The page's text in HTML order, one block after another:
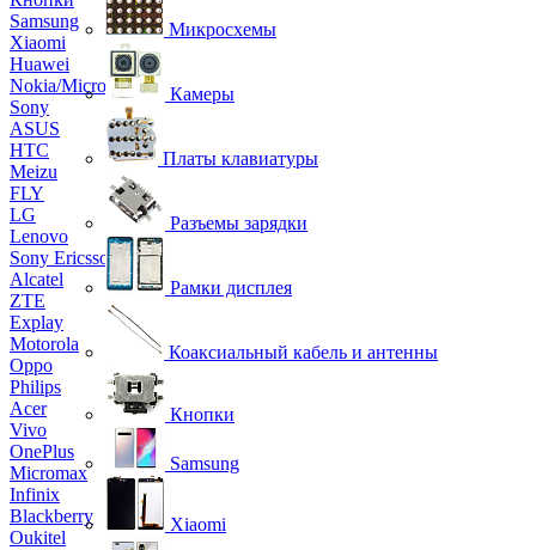
Samsung
Xiaomi
Huawei
Nokia/Microsoft
Sony
ASUS
HTC
Meizu
FLY
LG
Lenovo
Sony Ericsson
Alcatel
ZTE
Explay
Motorola
Oppo
Philips
Acer
Vivo
OnePlus
Micromax
Infinix
Blackberry
Oukitel
Микросхемы
Камеры
Платы клавиатуры
Разъемы зарядки
Рамки дисплея
Коаксиальный кабель и антенны
Кнопки
Samsung
Xiaomi